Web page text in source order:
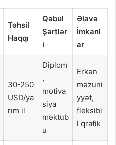
Təhsil
Haqqı
Qəbul
Şərtlər
i
Əlavə
İmkanl
ar
30-250
USD/ya
rım il
Diplom
,
motiva
siya
məktub
u
Erkən
məzuni
yyət,
fleksibi
l qrafik